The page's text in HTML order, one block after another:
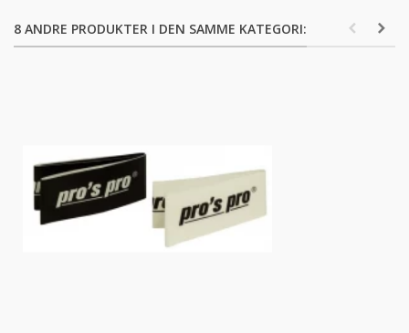
8 ANDRE PRODUKTER I DEN SAMME KATEGORI: